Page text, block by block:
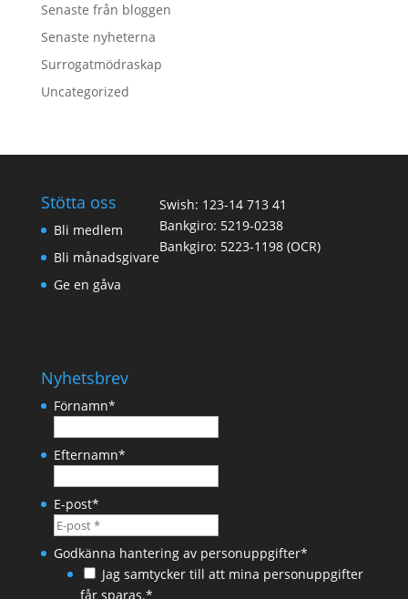
Senaste från bloggen
Senaste nyheterna
Surrogatmödraskap
Uncategorized
Stötta oss
Bli medlem
Bli månadsgivare
Ge en gåva
Swish: 123-14 713 41
Bankgiro: 5219-0238
Bankgiro: 5223-1198 (OCR)
Nyhetsbrev
Förnamn*
Efternamn*
E-post*
Godkänna hantering av personuppgifter*
Jag samtycker till att mina personuppgifter
får sparas.*